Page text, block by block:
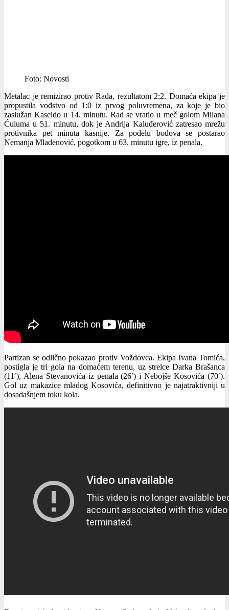
Foto: Novosti
Metalac je remizirao protiv Rada, rezultatom 2:2. Domaća ekipa je
propustila vođstvo od 1:0 iz prvog poluvremena, za koje je bio
zaslužan Kaseido u 14. minutu. Rad se vratio u meč golom Milana
Ćuluma u 51. minutu, dok je Andrija Kaluđerović zatresao mrežu
protivnika pet minuta kasnije. Za podelu bodova se postarao
Nemanja Mladenović, pogotkom u 63. minutu igre, iz penala.
Partizan se odlično pokazao protiv Voždovca. Ekipa Ivana Tomića,
postigla je tri gola na domaćem terenu, uz strelce Darka Brašanca
(11′), Alena Stevanovića iz penala (26′) i Nebojše Kosovića (70′).
Gol uz makazice mladog Kosovića, definitivno je najatraktivniji u
dosadašnjem toku kola.